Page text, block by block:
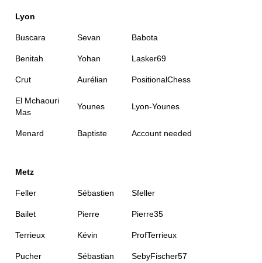
Lyon
Buscara Sevan Babota
Benitah Yohan Lasker69
Crut Aurélian PositionalChess
El Mchaouri
Mas
Younes Lyon-Younes
Menard Baptiste Account needed
Metz
Feller Sébastien Sfeller
Bailet Pierre Pierre35
Terrieux Kévin ProfTerrieux
Pucher Sébastian SebyFischer57